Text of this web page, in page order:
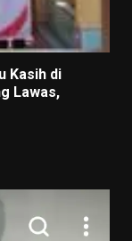
Kasih di
Lawas,